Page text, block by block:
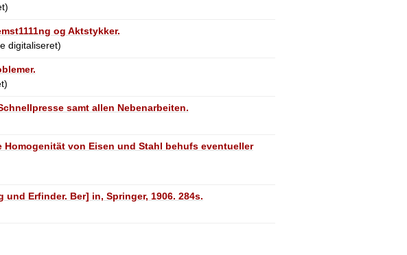
og Aktstykker.
digitaliseret)
samt allen Nebenarbeiten.
von Eisen und Stahl behufs eventueller
Erfinder. Ber] in, Springer, 1906. 284s.